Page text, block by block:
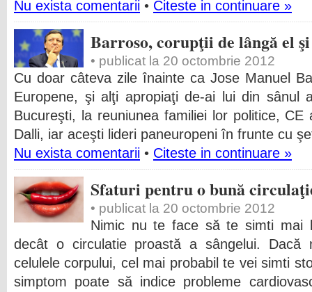
Nu exista comentarii • Citeste in continuare »
Barroso, corupţii de lângă el
• publicat la 20 octombrie 2012
Cu doar câteva zile înainte ca Jose Manuel
Europene, şi alţi apropiaţi de-ai lui din sânul
Bucureşti, la reuniunea familiei lor politice,
Dalli, iar aceşti lideri paneuropeni în frunte cu
Nu exista comentarii • Citeste in continuare »
Sfaturi pentru o bună
• publicat la 20 octombrie 2012
Nimic nu te face să te simti mai
decât o circulatie proastă a sângelui. Dacă
celulele corpului, cel mai probabil te vei simti
simptom poate să indice probleme